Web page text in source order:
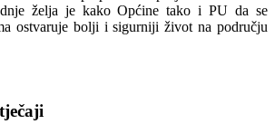
želja je kako Općine tako i PU da se
ostvaruje bolji i sigurniji život na području